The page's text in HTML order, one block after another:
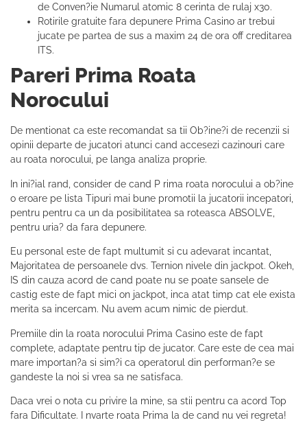
de Conven?ie Numarul atomic 8 cerinta de rulaj x30.
Rotirile gratuite fara depunere Prima Casino ar trebui
jucate pe partea de sus a maxim 24 de ora off creditarea
ITS.
Pareri Prima Roata
Norocului
De mentionat ca este recomandat sa tii Ob?ine?i de recenzii si
opinii departe de jucatori atunci cand accesezi cazinouri care
au roata norocului, pe langa analiza proprie.
In ini?ial rand, consider de cand P rima roata norocului a ob?ine
o eroare pe lista Tipuri mai bune promotii la jucatorii incepatori,
pentru pentru ca un da posibilitatea sa roteasca ABSOLVE,
pentru uria? da fara depunere.
Eu personal este de fapt multumit si cu adevarat incantat,
Majoritatea de persoanele dvs. Ternion nivele din jackpot. Okeh,
IS din cauza acord de cand poate nu se poate sansele de
castig este de fapt mici on jackpot, inca atat timp cat ele exista
merita sa incercam. Nu avem acum nimic de pierdut.
Premiile din la roata norocului Prima Casino este de fapt
complete, adaptate pentru tip de jucator. Care este de cea mai
mare importan?a si sim?i ca operatorul din performan?e se
gandeste la noi si vrea sa ne satisfaca.
Daca vrei o nota cu privire la mine, sa stii pentru ca acord Top
fara Dificultate. I nvarte roata Prima la de cand nu vei regreta!